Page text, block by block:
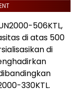
506KTL,
di atas 500
di
330KTL.